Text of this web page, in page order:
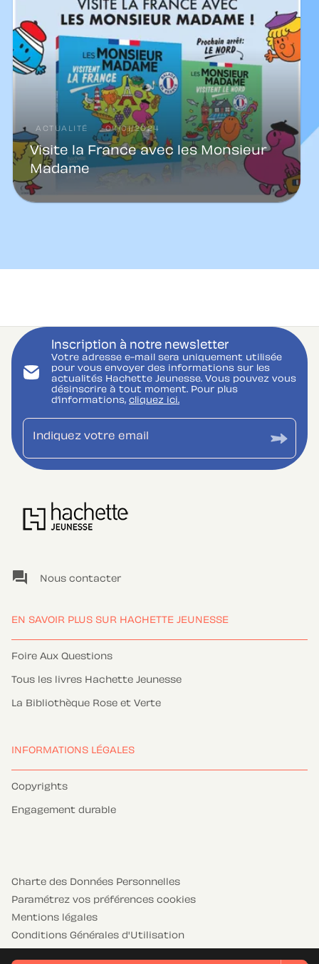
ACTUALITÉ 04/01/2024
Visite la France avec les Monsieur
Madame
Inscription à notre newsletter
Votre adresse e-mail sera uniquement utilisée
pour vous envoyer des informations sur les
actualités Hachette Jeunesse. Vous pouvez vous
désinscrire à tout moment. Pour plus
d’informations, cliquez ici.
Indiquez votre email
question_answer Nous contacter
EN SAVOIR PLUS SUR HACHETTE JEUNESSE
Foire Aux Questions
Tous les livres Hachette Jeunesse
La Bibliothèque Rose et Verte
INFORMATIONS LÉGALES
Copyrights
Engagement durable
Charte des Données Personnelles
Paramétrez vos préférences cookies
Mentions légales
Conditions Générales d'Utilisation